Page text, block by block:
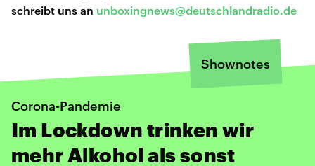
schreibt uns an unboxingnews@deutschlandradio.de
Shownotes
Corona-Pandemie
Im Lockdown trinken wir
mehr Alkohol als sonst